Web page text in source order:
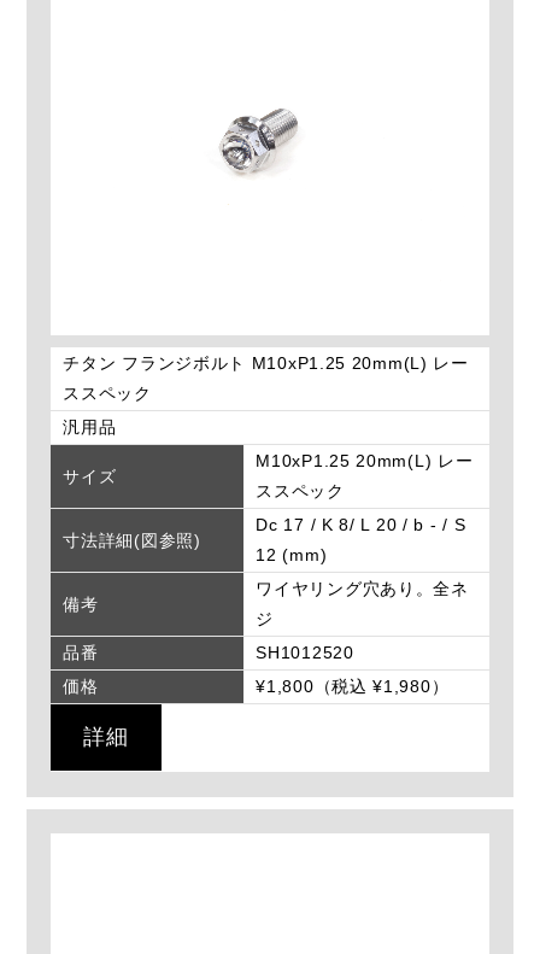
チタン フランジボルト M10xP1.25 20mm(L) レー
ススペック
汎用品
サイズ
M10xP1.25 20mm(L) レー
ススペック
寸法詳細(図参照)
Dc 17 / K 8/ L 20 / b - / S
12 (mm)
備考
ワイヤリング穴あり。全ネ
ジ
品番
SH1012520
価格
¥1,800（税込 ¥1,980）
詳細